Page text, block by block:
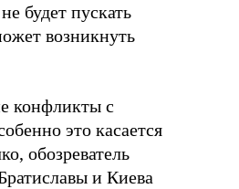
будет пускать
возникнуть
конфликты с
это касается
обозреватель
и Киева